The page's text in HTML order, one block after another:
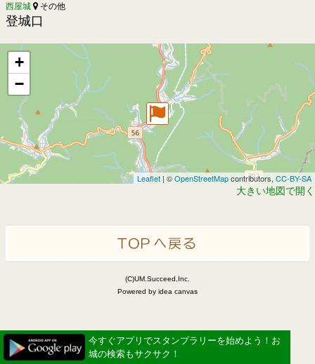
西屋城 その他
登城口
+
−
Leaflet | ©OpenStreetMapcontributors, CC-BY-SA
大きい地図で開く
(C)UM.Succeed,Inc.
Powered by idea canvas
今すぐアプリでスタンプラリーを始めよう！お
城の検索もサクサク！